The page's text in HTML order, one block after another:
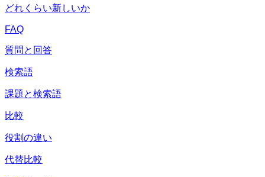
どれくらい新しいか
FAQ
質問と回答
検索語
課題と検索語
比較
役割の違い
代替比較